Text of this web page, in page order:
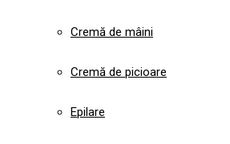
Cremă de mâini
Cremă de picioare
Epilare